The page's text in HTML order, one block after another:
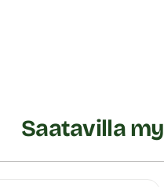
Saatavilla